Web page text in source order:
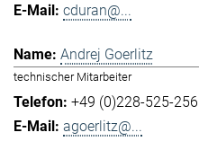
cduran@...
Andrej Goerlitz
technischer Mitarbeiter
+49 (0)228-525-256
agoerlitz@...